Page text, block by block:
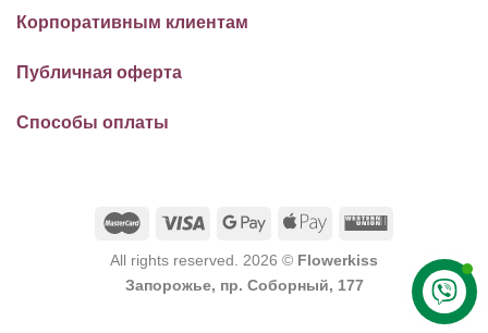
Корпоративным клиентам
Публичная оферта
Способы оплаты
All rights reserved. 2026 © Flowerkiss
Запорожье, пр. Соборный, 177